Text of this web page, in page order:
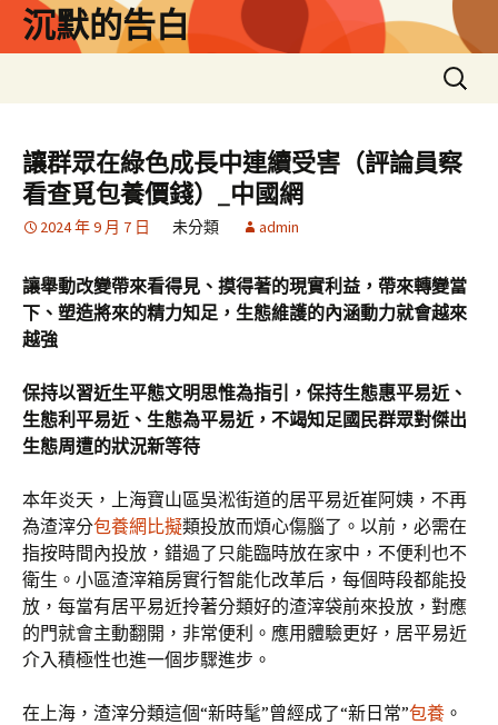
沉默的告白
搜
尋
鍵
字:
讓群眾在綠色成長中連續受害（評論員察
看查覓包養價錢）_中國網
2024 年 9 月 7 日 未分類 admin
讓舉動改變帶來看得見、摸得著的現實利益，帶來轉變當
下、塑造將來的精力知足，生態維護的內涵動力就會越來
越強
保持以習近生平態文明思惟為指引，保持生態惠平易近、
生態利平易近、生態為平易近，不竭知足國民群眾對傑出
生態周遭的狀況新等待
本年炎天，上海寶山區吳淞街道的居平易近崔阿姨，不再
為渣滓分包養網比擬類投放而煩心傷腦了。以前，必需在
指按時間內投放，錯過了只能臨時放在家中，不便利也不
衛生。小區渣滓箱房實行智能化改革后，每個時段都能投
放，每當有居平易近拎著分類好的渣滓袋前來投放，對應
的門就會主動翻開，非常便利。應用體驗更好，居平易近
介入積極性也進一個步驟進步。
在上海，渣滓分類這個“新時髦”曾經成了“新日常”包養 。